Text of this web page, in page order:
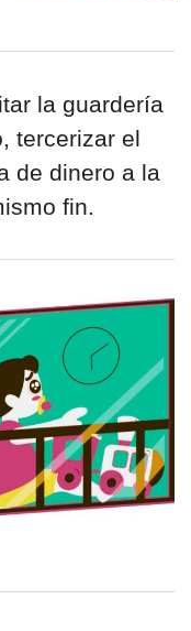
la guardería
tercerizar el
de dinero a la
fin.